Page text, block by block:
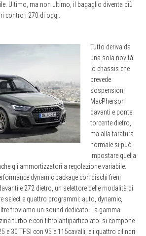
Ultimo, ma non ultimo, il bagaglio diventa più
contro i 270 di oggi.
Tutto deriva da
una sola novità:
lo chassis che
prevede
sospensioni
MacPherson
davanti e ponte
torcente dietro,
ma alla taratura
normale si può
impostare quella
gli ammortizzatori a regolazione variabile.
dynamic package con dischi freni
e 272 dietro, un selettore delle modalità di
select e quattro programmi: auto, dynamic,
troviamo un sound dedicato. La gamma
turbo e con filtro antiparticolato: si compone
e 30 TFSI con 95 e 115cavalli, e i quattro cilindri